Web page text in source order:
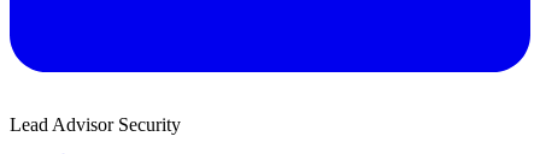
Lead Advisor Security